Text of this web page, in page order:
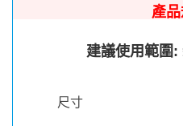
產
建議使用範圍:
尺寸